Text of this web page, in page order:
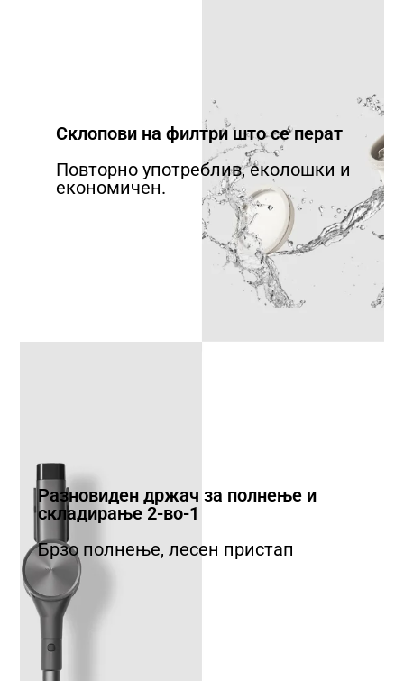
Склопови на филтри што се перат
Повторно употреблив, еколошки и
економичен.
Разновиден држач за полнење и
складирање 2-во-1
Брзо полнење, лесен пристап